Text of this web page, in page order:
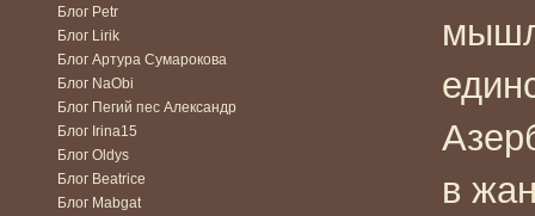
Блог Petr
Блог Lirik
Блог Артура Сумарокова
Блог NaObi
Блог Пегий пес Александр
Блог Irina15
Блог Oldys
Блог Beatrice
Блог Mabgat
в